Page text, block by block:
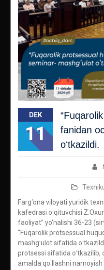
DEK
11
fanidan
oʻtkazildi.
Farg‘ona viloyati yuridik
kafedrasi oʻqituvchisi
faoliyat” yo‘nalishi 36-23
“Fuqarolik protsessual
mashgʻulot sifatida
protsessi sifatida oʻtkazilib,
amalda qoʻllashni namoyish